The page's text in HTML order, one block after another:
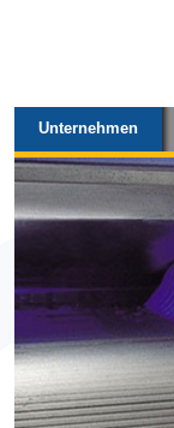
Inhalt
|
Direkt
zur
Navigation
Unternehmen